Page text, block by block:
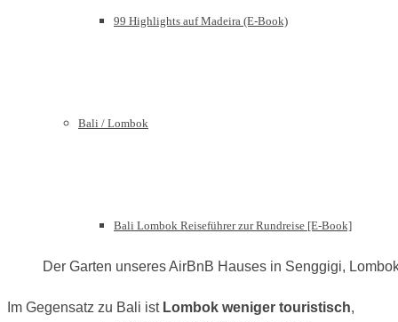
99 Highlights auf Madeira (E-Book)
Bali / Lombok
Bali Lombok Reiseführer zur Rundreise [E-Book]
Der Garten unseres AirBnB Hauses in Senggigi,
Im Gegensatz zu Bali ist Lombok weniger touristisch,